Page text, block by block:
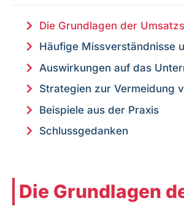
Die Grundlagen der
Häufige Missverständnisse
Auswirkungen auf das
Strategien zur Vermeidung
Beispiele aus der Praxis
Schlussgedanken
Die Grundlagen